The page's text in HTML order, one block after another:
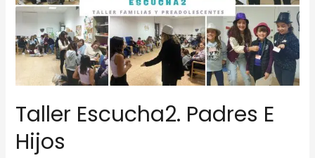
Taller Escucha2. Padres E
Hijos